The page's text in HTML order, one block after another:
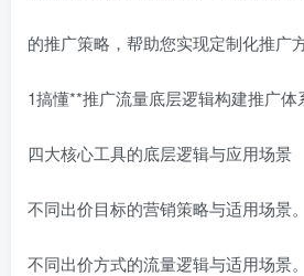
的推广策略，帮助您实现定制化推广方
1搞懂**推广流量底层逻辑构建推广
四大核心工具的底层逻辑与应用场景
不同出价目标的营销策略与适用场景。
不同出价方式的流量逻辑与适用场景。